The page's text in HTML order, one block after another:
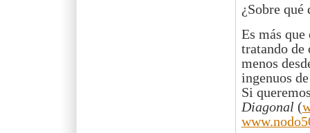
¿Sobre qué
Es más
tratando de
menos
ingenuos
Si
Diagonal (